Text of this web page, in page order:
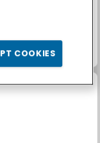
billar de 8 bolas
COOKIES